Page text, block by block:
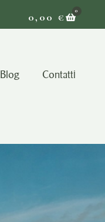
0,00 €
0
Blog Contatti